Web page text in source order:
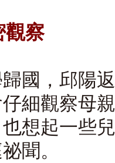
觀察
國，邱陽
細觀察母
想起一些
聞。